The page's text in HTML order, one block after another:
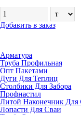
Добавить в заказ
Арматура
Труба Профильная
Опт Пакетами
Дуги Для Теплиц
Столбики Для Забора
Профнастил
Литой Наконечник Для
Лопасти Для Сваи